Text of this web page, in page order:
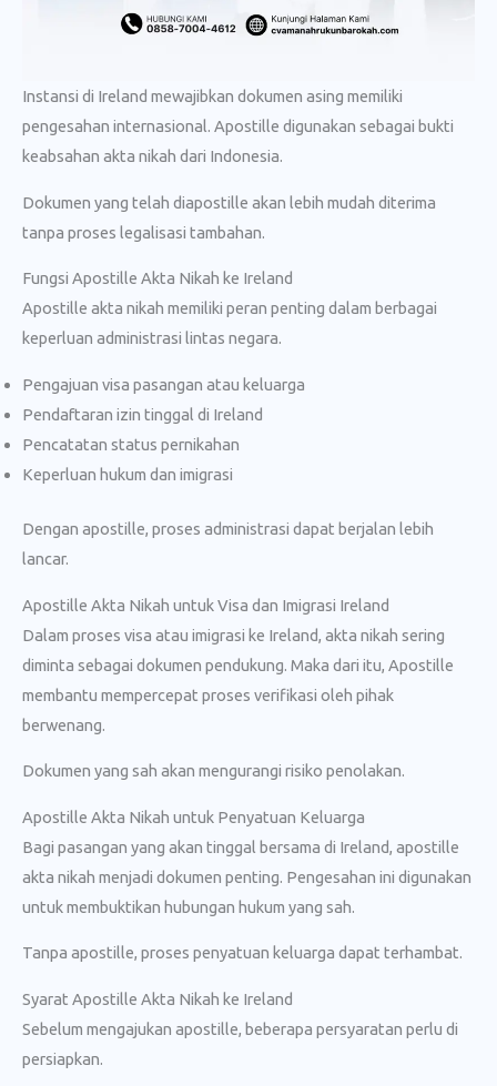
Instansi di Ireland mewajibkan dokumen asing memiliki
pengesahan internasional. Apostille digunakan sebagai bukti
keabsahan akta nikah dari Indonesia.
Dokumen yang telah diapostille akan lebih mudah diterima
tanpa proses legalisasi tambahan.
Fungsi Apostille Akta Nikah ke Ireland
Apostille akta nikah memiliki peran penting dalam berbagai
keperluan administrasi lintas negara.
Pengajuan visa pasangan atau keluarga
Pendaftaran izin tinggal di Ireland
Pencatatan status pernikahan
Keperluan hukum dan imigrasi
Dengan apostille, proses administrasi dapat berjalan lebih
lancar.
Apostille Akta Nikah untuk Visa dan Imigrasi Ireland
Dalam proses visa atau imigrasi ke Ireland, akta nikah sering
diminta sebagai dokumen pendukung. Maka dari itu, Apostille
membantu mempercepat proses verifikasi oleh pihak
berwenang.
Dokumen yang sah akan mengurangi risiko penolakan.
Apostille Akta Nikah untuk Penyatuan Keluarga
Bagi pasangan yang akan tinggal bersama di Ireland, apostille
akta nikah menjadi dokumen penting. Pengesahan ini digunakan
untuk membuktikan hubungan hukum yang sah.
Tanpa apostille, proses penyatuan keluarga dapat terhambat.
Syarat Apostille Akta Nikah ke Ireland
Sebelum mengajukan apostille, beberapa persyaratan perlu di
persiapkan.